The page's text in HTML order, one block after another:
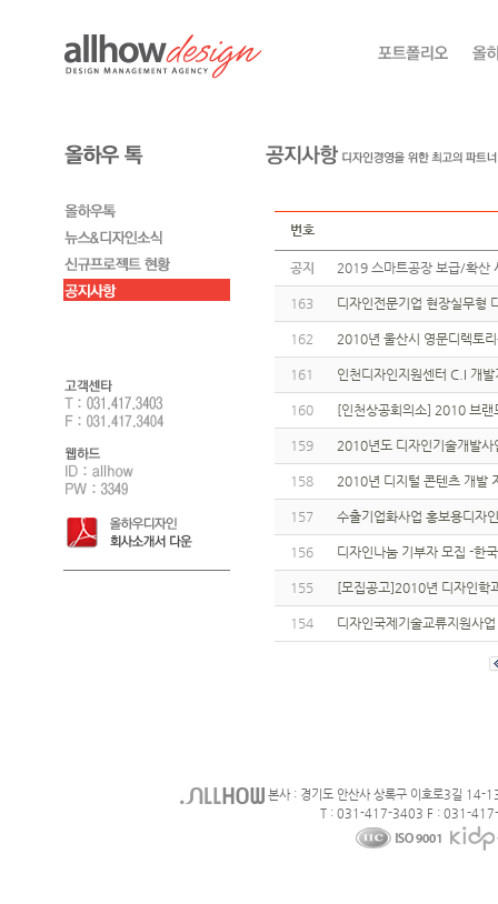
번호
공지 2019 스마트공장 보급/확
163 디자인전문기업 현장실무형
162 2010년 울산시 영문디렉토
161 인천디자인지원센터 C.I 개
160 [인천상공회의소] 2010 브
159 2010년도 디자인기술개발사
158 2010년 디지털 콘텐츠 개발
157 수출기업화사업 홍보용디자
156 디자인나눔 기부자 모집 -한
155 [모집공고]2010년 디자인학
154 디자인국제기술교류지원사
본사 : 경기도 안산사 상록구 이호로3길 14-
T : 031-417-3403 F : 031-